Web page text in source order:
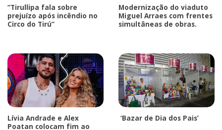
“Tirullipa fala sobre
prejuízo após incêndio no
Circo do Tirú”
Modernização do viaduto
Miguel Arraes com frentes
simultâneas de obras.
Lívia Andrade e Alex
Poatan colocam fim ao
‘Bazar de Dia dos Pais’